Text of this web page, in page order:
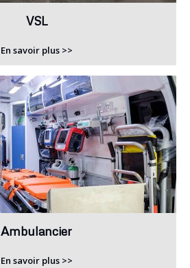
VSL
En savoir plus >>
Ambulancier
En savoir plus >>